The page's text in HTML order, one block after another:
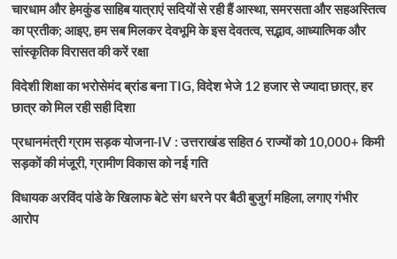
चारधाम और हेमकुंड साहिब यात्राएं सदियों से रही हैं आस्था, समरसता और सहअस्तित्व
का प्रतीक; आइए, हम सब मिलकर देवभूमि के इस देवतत्व, सद्भाव, आध्यात्मिक और
सांस्कृतिक विरासत की करें रक्षा
विदेशी शिक्षा का भरोसेमंद ब्रांड बना TIG, विदेश भेजे 12 हजार से ज्यादा छात्र, हर
छात्र को मिल रही सही दिशा
प्रधानमंत्री ग्राम सड़क योजना-IV : उत्तराखंड सहित 6 राज्यों को 10,000+ किमी
सड़कों की मंजूरी, ग्रामीण विकास को नई गति
विधायक अरविंद पांडे के खिलाफ बेटे संग धरने पर बैठी बुजुर्ग महिला, लगाए गंभीर
आरोप